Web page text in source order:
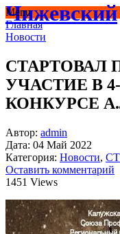
Чижевский
Menu
Главная
Новости
СТАРТОВАЛ
УЧАСТИЕ В
КОНКУРСЕ
Автор: admin
Дата: 04 Май 2022
Категория: Новости,
Оставить комментарий
1451 Views